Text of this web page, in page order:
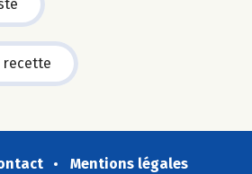
Mentions légales